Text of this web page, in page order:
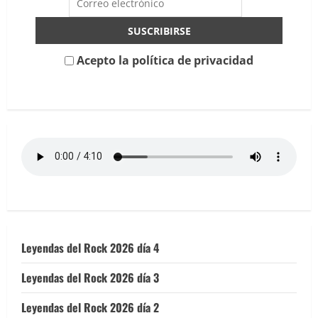
Sala
Acepto la política de privacidad
Leyendas del Rock 2026 día 4
Leyendas del Rock 2026 día 3
Leyendas del Rock 2026 día 2